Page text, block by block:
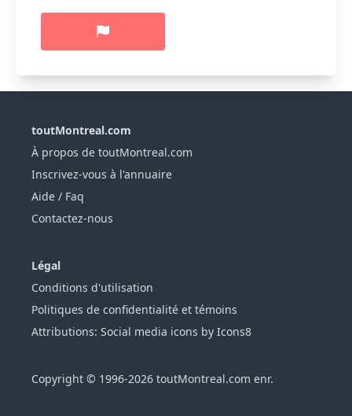
toutMontreal.com
À propos de toutMontreal.com
Inscrivez-vous à l'annuaire
Aide / Faq
Contactez-nous
Légal
Conditions d'utilisation
Politiques de confidentialité et témoins
Attributions: Social media icons by Icons8
Copyright © 1996-2026 toutMontreal.com enr.